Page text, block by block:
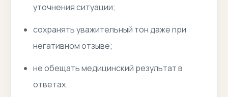
уточнения ситуации;
сохранять уважительный тон даже при
негативном отзыве;
не обещать медицинский результат в
ответах.